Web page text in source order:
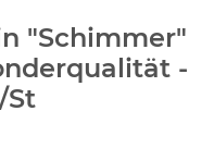
"Schimmer"
-
St